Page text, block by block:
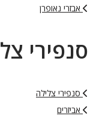
אבזרי נאופרן
סנפירי
סנפירי צלילה
אביזרים